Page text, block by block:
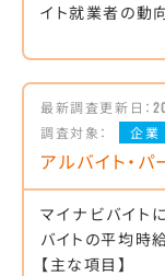
イト就業者の動
最新調査更新日：
調査対象：
企業
アルバイト・
マイナビバイト
バイトの平均時
【主な項目】